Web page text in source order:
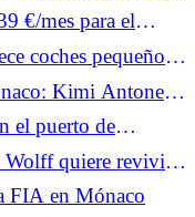
suben al podio
€/mes para el
atractivo que el
coches pequeños
Kimi Antonelli
segundo
el puerto de
Wolff quiere revivir a
FIA en Mónaco